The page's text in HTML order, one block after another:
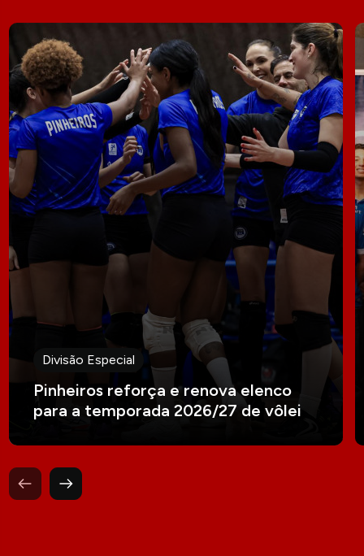
Divisão Especial
Pinheiros reforça e renova elenco
para a temporada 2026/27 de vôlei